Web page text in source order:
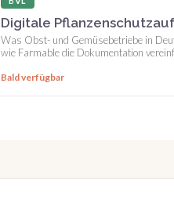
Digitale
Was Obst- und Gemüsebetriebe in
wie Farmable die Dokumentation
Bald verfügbar